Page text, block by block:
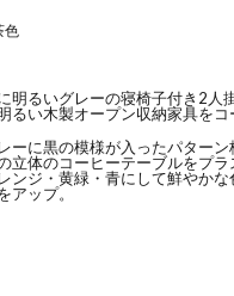
色
明るいグレーの寝椅子付き2人
るい木製オープン収納家具をコ
ーに黒の模様が入ったパター
立体のコーヒーテーブルをプ
ンジ・黄緑・青にして鮮やかな
アップ。